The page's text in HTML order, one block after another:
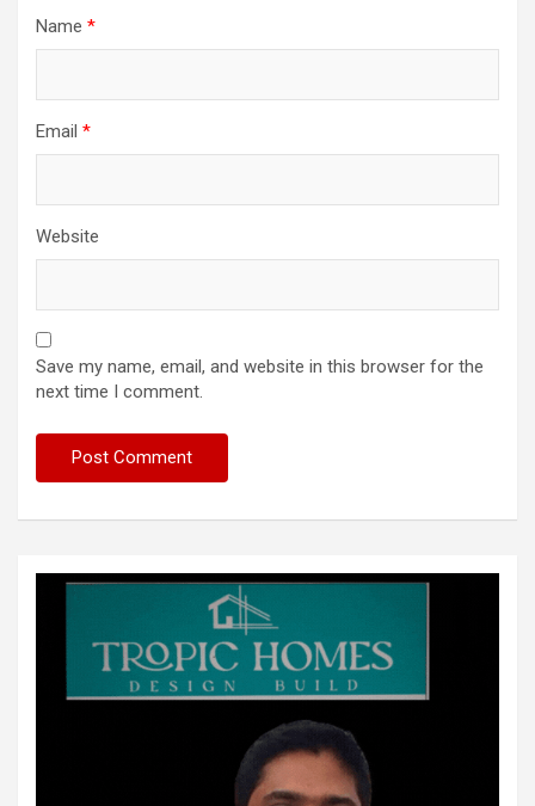
Name *
Email *
Website
Save my name, email, and website in this browser for the
next time I comment.